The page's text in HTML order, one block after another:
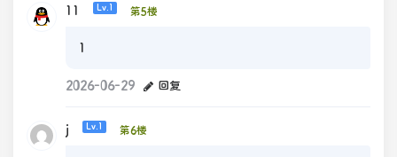
11 Lv.1 第5楼
1
2026-06-29 回复
j Lv.1 第6楼